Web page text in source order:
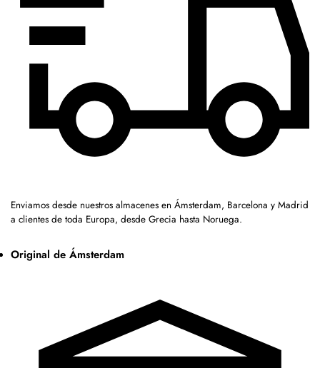
Enviamos desde nuestros almacenes en Ámsterdam, Barcelona y Madrid
a clientes de toda Europa, desde Grecia hasta Noruega.
Original de Ámsterdam